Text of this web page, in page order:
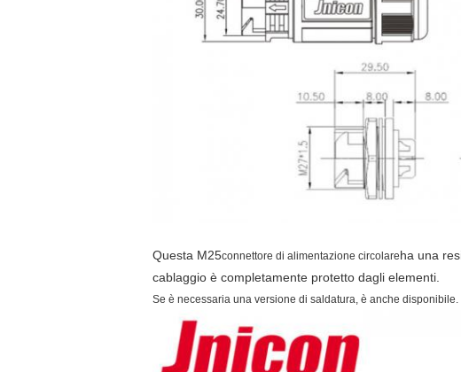
Questa M25connettore di alimentazione circolareha una
cablaggio è completamente protetto dagli elementi.
Se è necessaria una versione di saldatura, è anche disponibile.